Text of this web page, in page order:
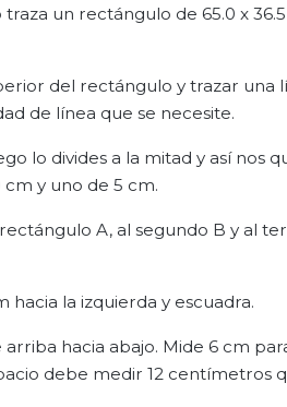
un rectángulo de 65.0 x
del rectángulo y trazar una
de línea que se necesite.
lo divides a la mitad y así nos
y uno de 5 cm.
A, al segundo B y al
la izquierda y escuadra.
hacia abajo. Mide 6 cm
debe medir 12 centímetros